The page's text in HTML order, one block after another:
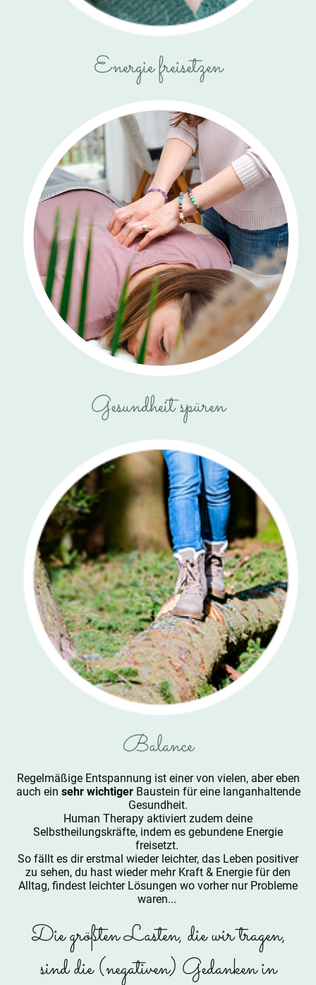
Energie freisetzen
Gesundheit spüren
Balance
Regelmäßige Entspannung ist einer von vielen, aber eben
auch ein sehr wichtigerBaustein für eine langanhaltende
Gesundheit.
Human Therapy aktiviert zudem deine
Selbstheilungskräfte, indem es gebundene Energie
freisetzt.
So fällt es dir erstmal wieder leichter, das Leben positiver
zu sehen, du hast wieder mehr Kraft & Energie für den
Alltag, findest leichter Lösungen wo vorher nur Probleme
waren...
Die größten Lasten, die wir tragen,
sind die (negativen) Gedanken in